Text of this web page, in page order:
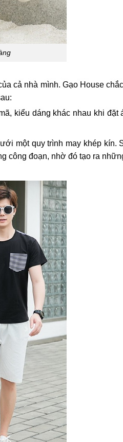
cả nhà mình. Gạo House
kiểu dáng khác nhau khi đặt
một quy trình may khép kín.
công đoạn, nhờ đó tạo ra